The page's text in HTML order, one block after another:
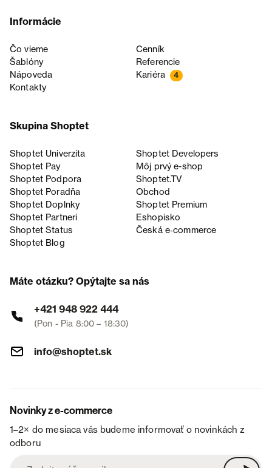
Informácie
Čo vieme
Cenník
Šablóny
Referencie
Nápoveda
Kariéra 4
Kontakty
Skupina Shoptet
Shoptet Univerzita
Shoptet Developers
Shoptet Pay
Môj prvý e-shop
Shoptet Podpora
Shoptet.TV
Shoptet Poradňa
Obchod
Shoptet Doplnky
Shoptet Premium
Shoptet Partneri
Eshopisko
Shoptet Status
Česká e‑commerce
Shoptet Blog
Máte otázku? Opýtajte sa nás
+421 948 922 444
(Pon - Pia 8:00 – 18:30)
info@shoptet.sk
Novinky z e-commerce
1–2× do mesiaca vás budeme informovať o novinkách z
odboru